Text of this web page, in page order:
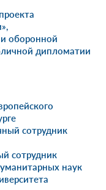
оборонной
дипломатии
сотрудник
сотрудник
наук